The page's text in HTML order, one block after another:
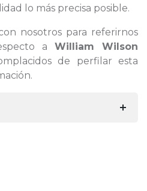
lo más precisa posible.
nosotros para referirnos
a William Wilson
de perfilar esta